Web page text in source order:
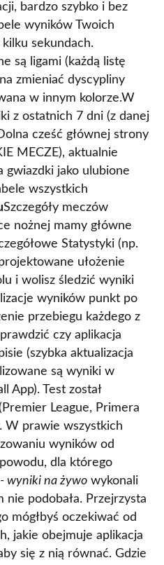
bardzo szybko i bez
wyników Twoich
sekundach.
są ligami (każdą listę
zmieniać dyscypliny
w innym kolorze.W
z ostatnich 7 dni (z danej
cześć głównej strony
MECZE), aktualnie
gwiazdki jako ulubione
wszystkich
Szczegóły meczów
nożnej mamy główne
Statystyki (np.
ułożenie
i wolisz śledzić wyniki
wyników punkt po
przebiegu każdego z
czy aplikacja
(szybka aktualizacja
są wyniki w
App). Test został
League, Primera
W prawie wszystkich
wyników od
dla którego
wyniki na żywo wykonali
nie podobała. Przejrzysta
mógłbyś oczekiwać od
jakie obejmuje aplikacja
się z nią równać. Gdzie